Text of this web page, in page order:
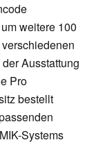
weitere 100
Ausstattung
Pro
bestellt
Systems